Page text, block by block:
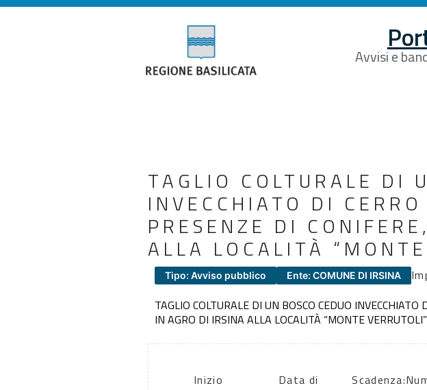
Avvisi e
TAGLIO COLTURALE DI
INVECCHIATO DI
PRESENZE DI
ALLA LOCALITÀ
Tipo: Avviso pubblico Ente: COMUNE DI IRSINA
TAGLIO COLTURALE DI UN BOSCO CEDUO
IN AGRO DI IRSINA ALLA LOCALITÀ “MONTE
Inizio
Data di
Scadenza: